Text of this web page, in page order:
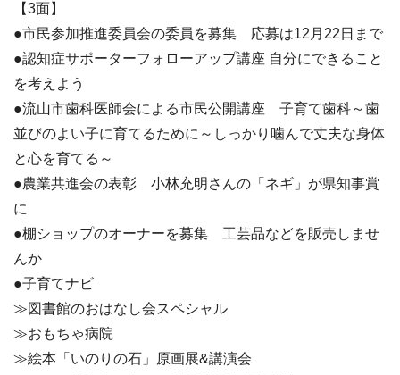
【3面】
●市民参加推進委員会の委員を募集 応募は12月22日まで
●認知症サポーターフォローアップ講座 自分にできること
を考えよう
●流山市歯科医師会による市民公開講座 子育て歯科～歯
並びのよい子に育てるために～しっかり噛んで丈夫な身体
と心を育てる～
●農業共進会の表彰 小林充明さんの「ネギ」が県知事賞
に
●棚ショップのオーナーを募集 工芸品などを販売しませ
んか
●子育てナビ
≫図書館のおはなし会スペシャル
≫おもちゃ病院
≫絵本「いのりの石」原画展&講演会